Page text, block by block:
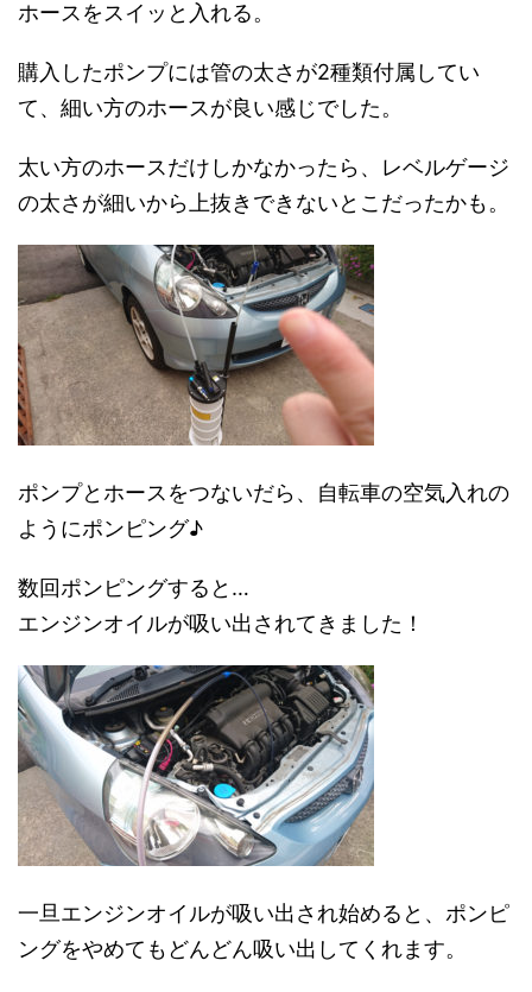
ホースをスイッと入れる。
購入したポンプには管の太さが2種類付属してい
て、細い方のホースが良い感じでした。
太い方のホースだけしかなかったら、レベルゲージ
の太さが細いから上抜きできないとこだったかも。
ポンプとホースをつないだら、自転車の空気入れの
ようにポンピング♪
数回ポンピングすると…
エンジンオイルが吸い出されてきました！
一旦エンジンオイルが吸い出され始めると、ポンピ
ングをやめてもどんどん吸い出してくれます。